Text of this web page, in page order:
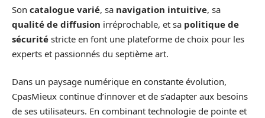
Son catalogue varié, sa navigation intuitive, sa
qualité de diffusion irréprochable, et sa politique de
sécurité stricte en font une plateforme de choix pour les
experts et passionnés du septième art.
Dans un paysage numérique en constante évolution,
CpasMieux continue d’innover et de s’adapter aux besoins
de ses utilisateurs. En combinant technologie de pointe et